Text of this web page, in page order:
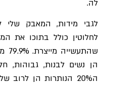
לגבי מידות, המאבק שלי
לחלוטין כולל בתוכו את
שהתעשייה
הן נשים לבנות, גבוהות,
ה20% הנותרות הן לרוב